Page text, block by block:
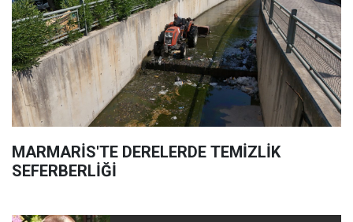
MARMARİS'TE DERELERDE TEMİZLİK
SEFERBERLİĞİ